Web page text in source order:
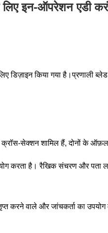
लिए इन-ऑपरेशन एडी
डिज़ाइन किया गया है।प्रणाली
क्रॉस-सेक्शन शामिल हैं, दोनों के
करता है। रैखिक संचरण और पता
वाले और जांचकर्ता का उपयोग